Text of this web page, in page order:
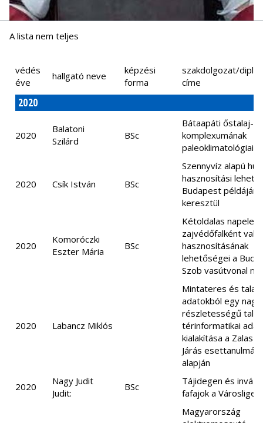
A lista nem teljes
védés
éve
hallgató neve
képzési
forma
szakdolgozat/
címe
2020
2020
Balatoni
Szilárd
BSc
Bátaapáti őstalaj-
komplexumának
paleoklimatológiai
2020 Csík István BSc
Szennyvíz alapú
hasznosítási
Budapest példáján
keresztül
2020
Komoróczki
Eszter Mária
BSc
Kétoldalas
zajvédőfalként való
hasznosításának
lehetőségei a
Szob vasútvonal
2020 Labancz Miklós
Mintateres és
adatokból egy
részletességű
térinformatikai
kialakítása a
Járás
alapján
2020
Nagy Judit
Judit:
BSc
Tájidegen és
fafajok a
Magyarország